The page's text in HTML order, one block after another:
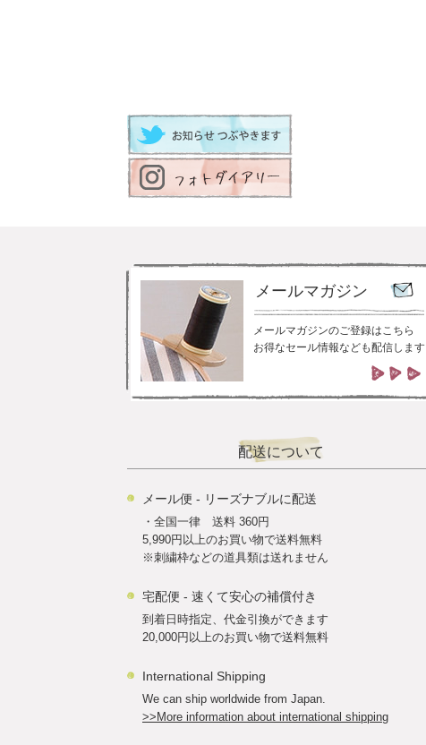
メールマガジン
メールマガジンのご登録はこちら
お得なセール情報なども配信します
配送について
メール便 - リーズナブルに配送
・全国一律 送料 360円
5,990円以上のお買い物で送料無料
※刺繍枠などの道具類は送れません
宅配便 - 速くて安心の補償付き
到着日時指定、代金引換ができます
20,000円以上のお買い物で送料無料
International Shipping
We can ship worldwide from Japan.
>>More information about international shipping